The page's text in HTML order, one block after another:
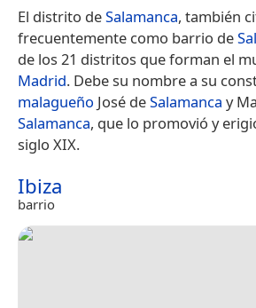
El distrito deSalamanca, también
frecuentemente como barrio de
de los 21 distritos que forman el
Madrid. Debe su nombre a su
malagueño José deSalamanca y
Salamanca, que lo promovió y
siglo XIX.
Ibiza
barrio